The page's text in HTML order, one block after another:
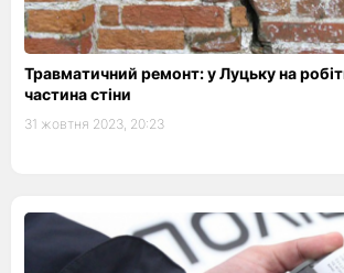
Травматичний ремонт: у Луцьку на
частина стіни
31 жовтня 2023, 20:23